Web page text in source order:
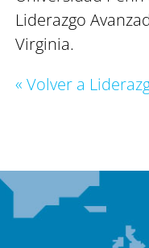
Liderazgo
Virginia.
« Volver a